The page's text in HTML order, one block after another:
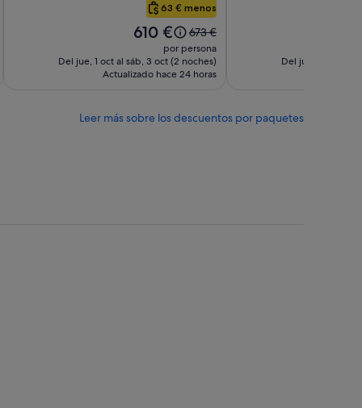
63 € menos
El
precio
es
de
610 €
El
precio
era
de
más
673 €
por persona
Del jue, 1 oct al sáb, 3 oct (2 noches)
Actualizado hace 24 horas
Del jue, 1 oct al
Leer más sobre los descuentos por paquetes